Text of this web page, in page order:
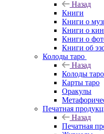
Назад
Книги
Книги о
Книги о
Книги о
Книги об
Колоды таро
Назад
Колоды таро
Карты таро
Оракулы
Печатная
Назад
Печатная